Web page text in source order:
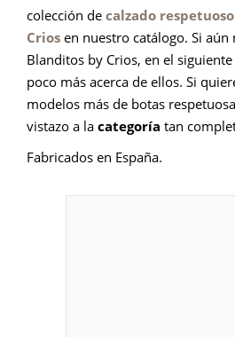
colección de calzado
Crios en nuestro catálogo. Si aún
Blanditos by Crios, en el siguiente
poco más acerca de ellos. Si
modelos más de botas
vistazo a la categoría tan
Fabricados en España.